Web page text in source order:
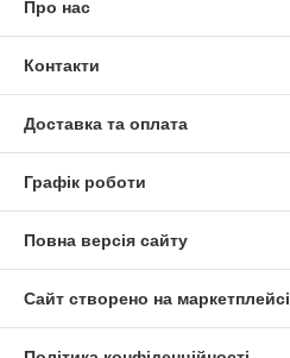
Про нас
Контакти
Доставка та оплата
Графік роботи
Повна версія сайту
Сайт створено на маркетплейсі